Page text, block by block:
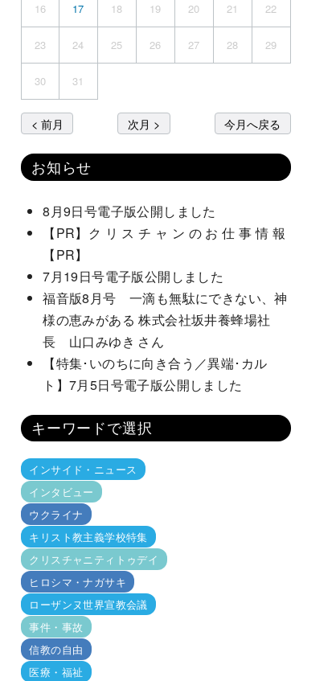
16 17 18 19 20 21 22
23 24 25 26 27 28 29
30 31
< 前月 次月 > 今月へ戻る
お知らせ
8月9日号電子版公開しました
【PR】ク リ ス チ ャ ン の お 仕 事 情 報
【PR】
7月19日号電子版公開しました
福音版8月号 一滴も無駄にできない、神
様の恵みがある 株式会社坂井養蜂場社
長 山口みゆき さん
【特集･いのちに向き合う／異端･カル
ト】7月5日号電子版公開しました
キーワードで選択
インサイド・ニュース
インタビュー
ウクライナ
キリスト教主義学校特集
クリスチャニティトゥデイ
ヒロシマ・ナガサキ
ローザンヌ世界宣教会議
事件・事故
信教の自由
医療・福祉